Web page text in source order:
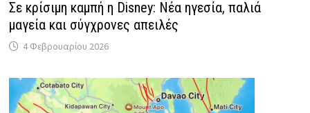
Σε κρίσιμη καμπή η Disney: Νέα ηγεσία, παλιά
μαγεία και σύγχρονες απειλές
4 Φεβρουαρίου 2026